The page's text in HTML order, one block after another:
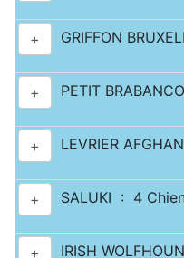
+ GRIFFON
+ PETIT
+ LEVRIER
+ SALUKI : 4
+ IRISH